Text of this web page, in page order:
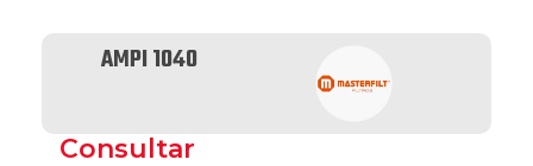
AMPI 1040
Consultar